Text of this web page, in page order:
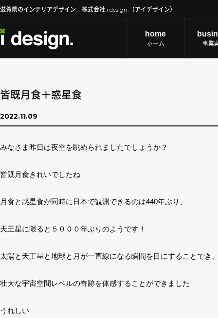
滋賀県のインテリアデザイン 株式会社 i design.（アイデザイン）
home
ホーム 事業
皆既月食＋惑星食
2022.11.09
みなさま昨日は夜空を眺められましたでしょうか？
皆既月食きれいでしたね
月食と惑星食が同時に日本で観測できるのは440年ぶり、
天王星に限ると５０００年ぶりのようです！
太陽と天王星と地球と月が一直線になる瞬間を目にすることでき
壮大な宇宙空間レベルの奇跡を体感することができました
うれしい